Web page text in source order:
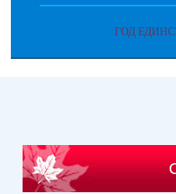
ГОД